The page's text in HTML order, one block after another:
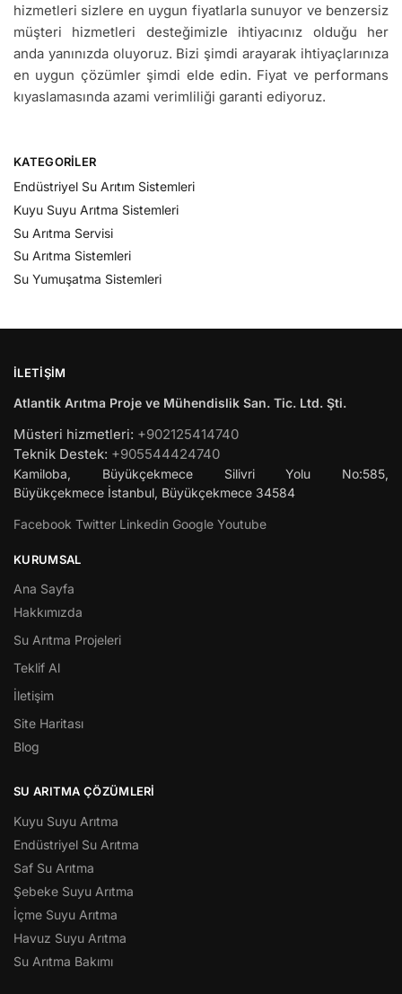
hizmetleri sizlere en uygun fiyatlarla sunuyor ve benzersiz
müşteri hizmetleri desteğimizle ihtiyacınız olduğu her
anda yanınızda oluyoruz. Bizi şimdi arayarak ihtiyaçlarınıza
en uygun çözümler şimdi elde edin. Fiyat ve performans
kıyaslamasında azami verimliliği garanti ediyoruz.
KATEGORILER
Endüstriyel Su Arıtım Sistemleri
Kuyu Suyu Arıtma Sistemleri
Su Arıtma Servisi
Su Arıtma Sistemleri
Su Yumuşatma Sistemleri
İLETIŞIM
Atlantik Arıtma Proje ve Mühendislik San. Tic. Ltd. Şti.
Müsteri hizmetleri: +902125414740
Teknik Destek: +905544424740
Kamiloba, Büyükçekmece Silivri Yolu No:585,
Büyükçekmece İstanbul, Büyükçekmece 34584
Facebook Twitter Linkedin Google Youtube
KURUMSAL
Ana Sayfa
Hakkımızda
Su Arıtma Projeleri
Teklif Al
İletişim
Site Haritası
Blog
SU ARITMA ÇÖZÜMLERI
Kuyu Suyu Arıtma
Endüstriyel Su Arıtma
Saf Su Arıtma
Şebeke Suyu Arıtma
İçme Suyu Arıtma
Havuz Suyu Arıtma
Su Arıtma Bakımı